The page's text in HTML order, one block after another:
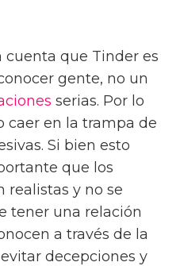
que Tinder es
gente, no un
serias. Por lo
caer en la trampa de
Si bien esto
que los
realistas y no se
tener una relación
a través de la
decepciones y